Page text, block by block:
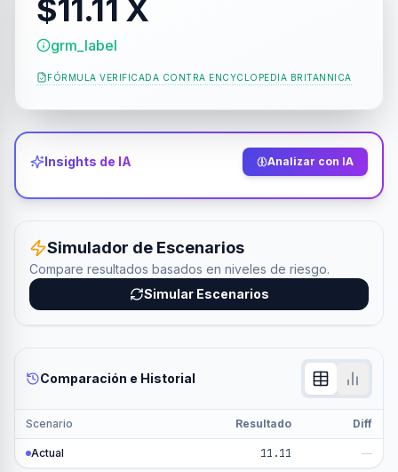
$11.11 X
grm_label
FÓRMULA VERIFICADA CONTRA ENCYCLOPEDIA BRITANNICA
Insights de IA Analizar con IA
Simulador de Escenarios
Compare resultados basados en niveles de riesgo.
Simular Escenarios
Comparación e Historial
Scenario Resultado Diff
Actual 11.11 —